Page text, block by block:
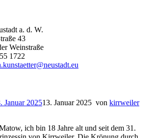
a. d. W.
43
Weinstraße
1722
Januar 202513. Januar 2025 von kirrweiler
ich bin 18 Jahre alt und seit dem 31.